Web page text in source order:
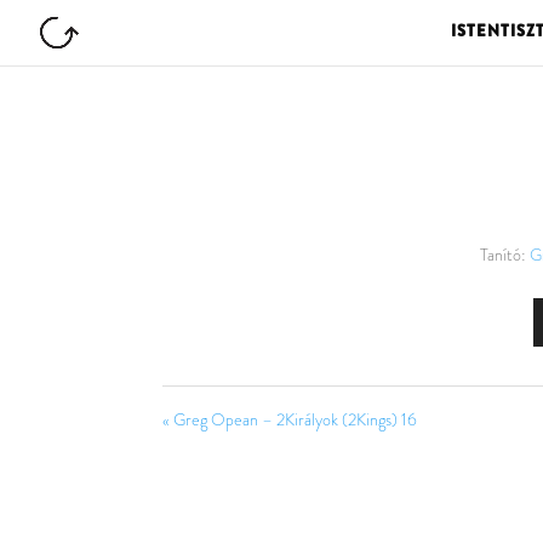
Tanító:
« Greg Opean – 2Királyok (2Kings) 16